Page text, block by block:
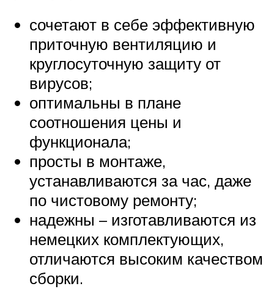
сочетают в себе эффективную
приточную вентиляцию и
круглосуточную защиту от
вирусов;
оптимальны в плане
соотношения цены и
функционала;
просты в монтаже,
устанавливаются за час, даже
по чистовому ремонту;
надежны – изготавливаются из
немецких комплектующих,
отличаются высоким качеством
сборки.